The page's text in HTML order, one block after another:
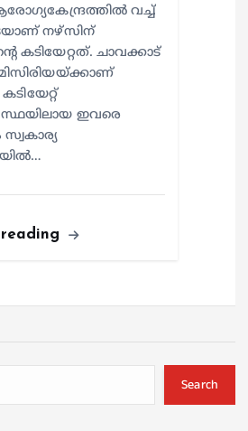
വച്ച്
നഴ്സിന്
കടിയേറ്റത്. ചാവക്കാട്
മിസിരിയയ്ക്കാണ്
ഇവരെ
Search